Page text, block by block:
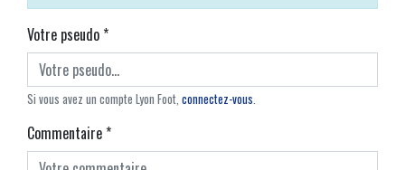
Votre pseudo*
Si vous avez un compte Lyon Foot, connectez-vous.
Commentaire*